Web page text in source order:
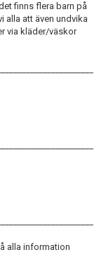
finns flera barn på
alla att även undvika
via kläder/väskor
alla information